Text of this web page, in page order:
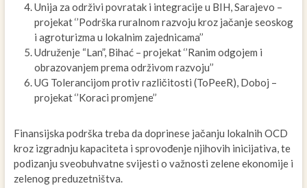
Unija za održivi povratak i integracije u BIH, Sarajevo –
projekat ‘’Podrška ruralnom razvoju kroz jačanje seoskog
i agroturizma u lokalnim zajednicama’’
Udruženje “Lan”, Bihać – projekat ‘’Ranim odgojem i
obrazovanjem prema održivom razvoju’’
UG Tolerancijom protiv različitosti (ToPeeR), Doboj –
projekat ‘’Koraci promjene’’
Finansijska podrška treba da doprinese jačanju lokalnih OCD
kroz izgradnju kapaciteta i sprovođenje njihovih inicijativa, te
podizanju sveobuhvatne svijesti o važnosti zelene ekonomije i
zelenog preduzetništva.